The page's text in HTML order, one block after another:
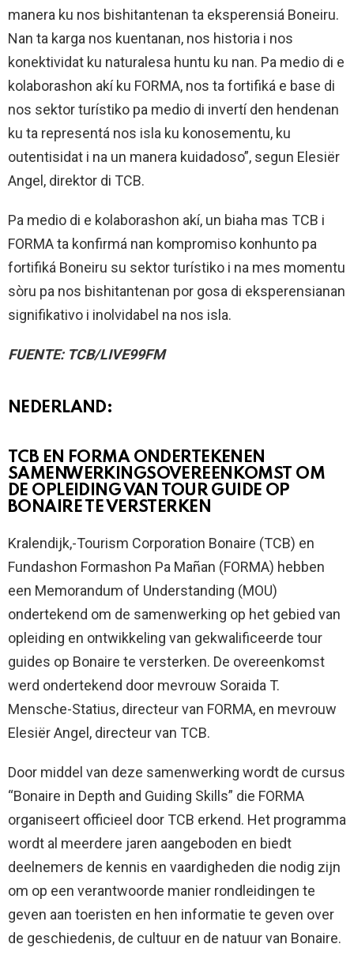
manera ku nos bishitantenan ta eksperensiá Boneiru.
Nan ta karga nos kuentanan, nos historia i nos
konektividat ku naturalesa huntu ku nan. Pa medio di e
kolaborashon akí ku FORMA, nos ta fortifiká e base di
nos sektor turístiko pa medio di invertí den hendenan
ku ta representá nos isla ku konosementu, ku
outentisidat i na un manera kuidadoso”, segun Elesiër
Angel, direktor di TCB.
Pa medio di e kolaborashon akí, un biaha mas TCB i
FORMA ta konfirmá nan kompromiso konhunto pa
fortifiká Boneiru su sektor turístiko i na mes momentu
sòru pa nos bishitantenan por gosa di eksperensianan
signifikativo i inolvidabel na nos isla.
FUENTE: TCB/LIVE99FM
NEDERLAND:
TCB EN FORMA ONDERTEKENEN
SAMENWERKINGSOVEREENKOMST OM
DE OPLEIDING VAN TOUR GUIDE OP
BONAIRE TE VERSTERKEN
Kralendijk,-Tourism Corporation Bonaire (TCB) en
Fundashon Formashon Pa Mañan (FORMA) hebben
een Memorandum of Understanding (MOU)
ondertekend om de samenwerking op het gebied van
opleiding en ontwikkeling van gekwalificeerde tour
guides op Bonaire te versterken. De overeenkomst
werd ondertekend door mevrouw Soraida T.
Mensche-Statius, directeur van FORMA, en mevrouw
Elesiër Angel, directeur van TCB.
Door middel van deze samenwerking wordt de cursus
“Bonaire in Depth and Guiding Skills” die FORMA
organiseert officieel door TCB erkend. Het programma
wordt al meerdere jaren aangeboden en biedt
deelnemers de kennis en vaardigheden die nodig zijn
om op een verantwoorde manier rondleidingen te
geven aan toeristen en hen informatie te geven over
de geschiedenis, de cultuur en de natuur van Bonaire.